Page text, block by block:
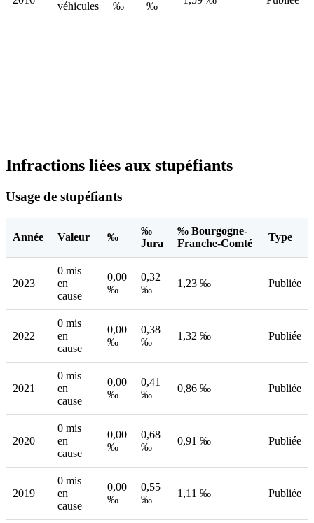
véhicules ‰ ‰
Infractions liées aux stupéfiants
Usage de stupéfiants
Année Valeur ‰
‰
Jura
‰ Bourgogne-
Franche-Comté
Type
2023
0 mis
en
cause
0,00
‰
0,32
‰
1,23 ‰ Publiée
2022
0 mis
en
cause
0,00
‰
0,38
‰
1,32 ‰ Publiée
2021
0 mis
en
cause
0,00
‰
0,41
‰
0,86 ‰ Publiée
2020
0 mis
en
cause
0,00
‰
0,68
‰
0,91 ‰ Publiée
2019
0 mis
en
cause
0,00
‰
0,55
‰
1,11 ‰ Publiée